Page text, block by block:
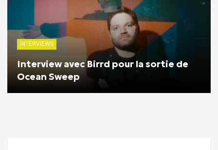
INTERVIEWS
Interview avec Birrd pour la sortie de
Ocean Sweep